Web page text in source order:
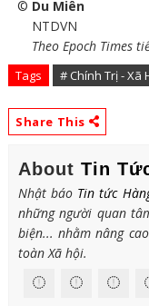
© Du Miên
NTDVN
Theo Epoch Times
Tags # Chính Trị - Xã
Share This
About Tin
Nhật báo Tin tức
những người quan
biện... nhằm nâng
toàn Xã hội.